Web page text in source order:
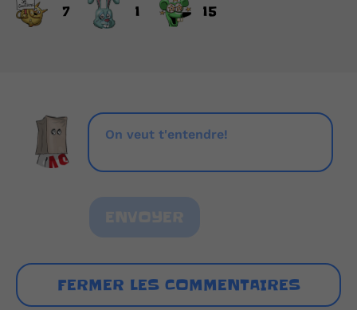
7 1 15
FERMER LES COMMENTAIRES